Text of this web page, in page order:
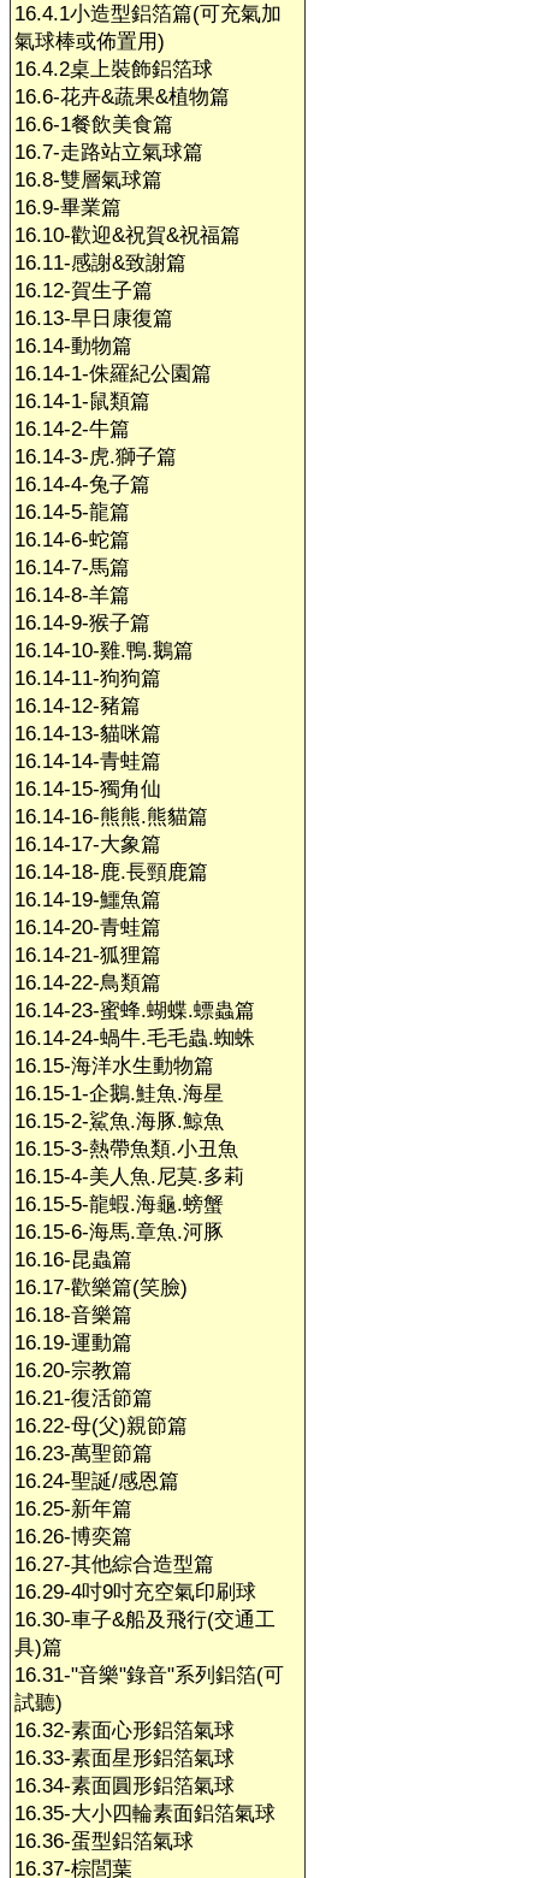
16.4.1小造型鋁箔篇(可充氣加
氣球棒或佈置用)
16.4.2桌上裝飾鋁箔球
16.6-花卉&蔬果&植物篇
16.6-1餐飲美食篇
16.7-走路站立氣球篇
16.8-雙層氣球篇
16.9-畢業篇
16.10-歡迎&祝賀&祝福篇
16.11-感謝&致謝篇
16.12-賀生子篇
16.13-早日康復篇
16.14-動物篇
16.14-1-侏羅紀公園篇
16.14-1-鼠類篇
16.14-2-牛篇
16.14-3-虎.獅子篇
16.14-4-兔子篇
16.14-5-龍篇
16.14-6-蛇篇
16.14-7-馬篇
16.14-8-羊篇
16.14-9-猴子篇
16.14-10-雞.鴨.鵝篇
16.14-11-狗狗篇
16.14-12-豬篇
16.14-13-貓咪篇
16.14-14-青蛙篇
16.14-15-獨角仙
16.14-16-熊熊.熊貓篇
16.14-17-大象篇
16.14-18-鹿.長頸鹿篇
16.14-19-鱷魚篇
16.14-20-青蛙篇
16.14-21-狐狸篇
16.14-22-鳥類篇
16.14-23-蜜蜂.蝴蝶.螵蟲篇
16.14-24-蝸牛.毛毛蟲.蜘蛛
16.15-海洋水生動物篇
16.15-1-企鵝.鮭魚.海星
16.15-2-鯊魚.海豚.鯨魚
16.15-3-熱帶魚類.小丑魚
16.15-4-美人魚.尼莫.多莉
16.15-5-龍蝦.海龜.螃蟹
16.15-6-海馬.章魚.河豚
16.16-昆蟲篇
16.17-歡樂篇(笑臉)
16.18-音樂篇
16.19-運動篇
16.20-宗教篇
16.21-復活節篇
16.22-母(父)親節篇
16.23-萬聖節篇
16.24-聖誕/感恩篇
16.25-新年篇
16.26-博奕篇
16.27-其他綜合造型篇
16.29-4吋9吋充空氣印刷球
16.30-車子&船及飛行(交通工
具)篇
16.31-"音樂"錄音"系列鋁箔(可
試聽)
16.32-素面心形鋁箔氣球
16.33-素面星形鋁箔氣球
16.34-素面圓形鋁箔氣球
16.35-大小四輪素面鋁箔氣球
16.36-蛋型鋁箔氣球
16.37-棕閭葉